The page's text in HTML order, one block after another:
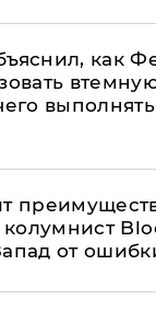
как
колумнист
от